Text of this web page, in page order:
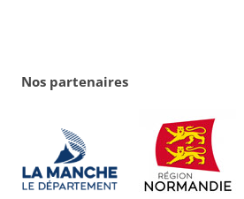
Nos partenaires